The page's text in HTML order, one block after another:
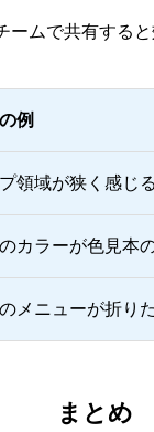
ームで共有すると
例
領域が狭く感じ
カラーが色見本
メニューが折り
まとめ